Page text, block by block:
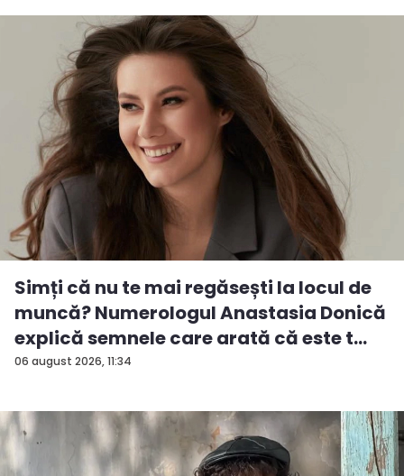
06 august 2026, 11:34
Simți că nu te mai regăsești la locul de
muncă? Numerologul Anastasia Donică
explică semnele care arată că este t...